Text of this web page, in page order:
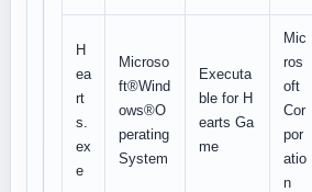
H
ea
rt
s.
ex
e
Microso
ft®Wind
ows®O
perating
System
Executa
ble for H
earts Ga
me
Mic
ros
oft
Cor
por
atio
n